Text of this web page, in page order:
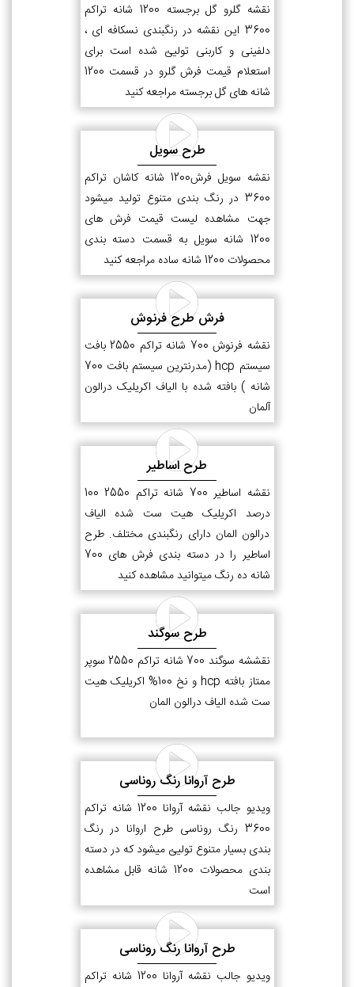
نقشه گلرو گل برجسته 1200 شانه تراکم
3600 این نقشه در رنگبندی نسکافه ای ،
دلفینی و کاربنی تولیئ شده است برای
استعلام قیمت فرش گلرو در قسمت 1200
شانه های گل برجسته مراجعه کنید
طرح سویل
نقشه سویل فرش1200 شانه کاشان تراکم
3600 در رنگ بندی متنوع تولید میشود
جهت مشاهده لیست قیمت فرش های
1200 شانه سویل به قسمت دسته بندی
محصولات 1200 شانه ساده مراجعه کنید
فرش طرح فرنوش
نقشه فرنوش 700 شانه تراکم 2550 بافت
سیستم hcp (مدرنترین سیستم بافت 700
شانه ) بافته شده با الیاف اکریلیک درالون
آلمان
طرح اساطیر
نقشه اساطیر 700 شانه تراکم 2550 100
درصد اکریلیک هیت ست شده الیاف
درالون المان دارای رنگبندی مختلف. طرح
اساطیر را در دسته بندی فرش های 700
شانه ده رنگ میتوانید مشاهده کنید
طرح سوگند
نقششه سوگند 700 شانه تراکم 2550 سوپر
ممتاز بافته hcp و نخ 100% اکریلیک هیت
ست شده الیاف درالون المان
طرح آروانا رنگ روناسی
ویدیو جالب نقشه آروانا 1200 شانه تراکم
3600 رنگ روناسی طرح اروانا در رنگ
بندی بسیار متنوع تولیئ میشود که در دسته
بندی محصولات 1200 شانه قابل مشاهده
است
طرح آروانا رنگ روناسی
ویدیو جالب نقشه آروانا 1200 شانه تراکم